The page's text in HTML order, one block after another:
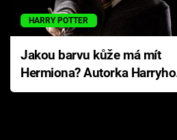
HARRY POTTER
Jakou barvu kůže má mít
Hermiona? Autorka Harryho
Pottera přišla s ráznou